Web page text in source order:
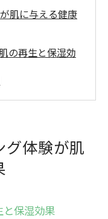
肌に与える健康
の再生と保湿効
ービングのメカ
を予防する理由
ビングの統合
のシェービング
グ体験が肌
と保湿効果